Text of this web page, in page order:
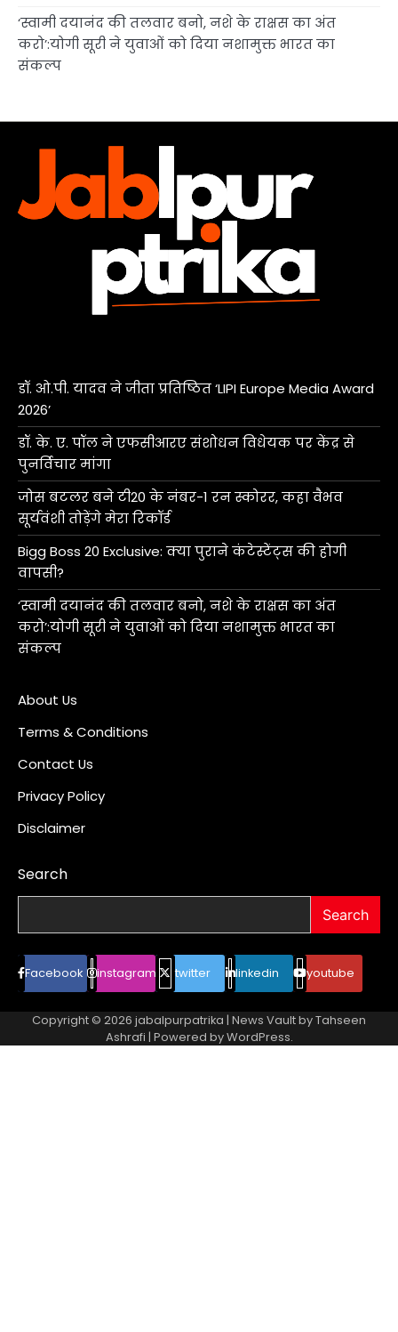
‘स्वामी दयानंद की तलवार बनो, नशे के राक्षस का अंत
करो’:योगी सूरी ने युवाओं को दिया नशामुक्त भारत का
संकल्प
डॉ. ओ.पी. यादव ने जीता प्रतिष्ठित ‘LIPI Europe Media Award
2026’
डॉ. के. ए. पॉल ने एफसीआरए संशोधन विधेयक पर केंद्र से
पुनर्विचार मांगा
जोस बटलर बने टी20 के नंबर-1 रन स्कोरर, कहा वैभव
सूर्यवंशी तोड़ेंगे मेरा रिकॉर्ड
Bigg Boss 20 Exclusive: क्या पुराने कंटेस्टेंट्स की होगी
वापसी?
‘स्वामी दयानंद की तलवार बनो, नशे के राक्षस का अंत
करो’:योगी सूरी ने युवाओं को दिया नशामुक्त भारत का
संकल्प
About Us
Terms & Conditions
Contact Us
Privacy Policy
Disclaimer
Search
Search
Facebook instagram twitter linkedin youtube
Copyright © 2026 jabalpurpatrika | News Vault byTahseen
Ashrafi | Powered byWordPress.